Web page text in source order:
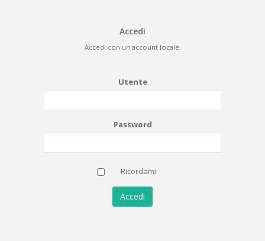
Accedi
Accedi con un account locale.
Utente
Password
Ricordami